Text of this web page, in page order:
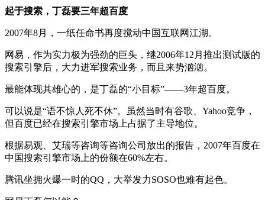
起于搜索，丁磊要三年超百度
2007年8月，一纸任命书再度搅动中国互联网江湖。
网易，作为实力极为强劲的巨头，继2006年12月推出测试版的
搜索引擎后，大力进军搜索业务，而且来势汹汹。
最能体现其雄心的，是丁磊的“小目标”——3年超百度。
可以说是“语不惊人死不休”。虽然当时有谷歌、Yahoo竞争，
但百度已经在搜索引擎市场上占据了主导地位。
根据易观、艾瑞等咨询等咨询公司放出的报告，2007年百度在
中国搜索引擎市场上的份额在60%左右。
腾讯坐拥火爆一时的QQ，大举发力SOSO也难有起色。